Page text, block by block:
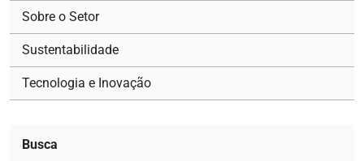
Sobre o Setor
Sustentabilidade
Tecnologia e Inovação
Busca